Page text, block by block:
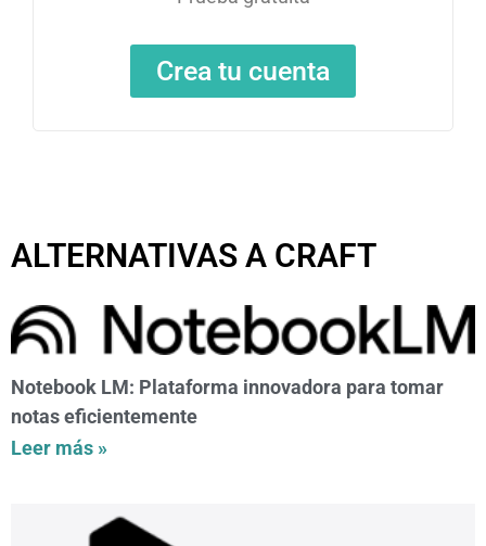
Crea tu cuenta
ALTERNATIVAS A CRAFT
Notebook LM: Plataforma innovadora para tomar
notas eficientemente
Leer más »